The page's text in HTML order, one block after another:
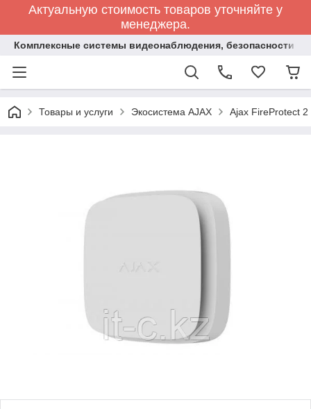
Актуальную стоимость товаров уточняйте у
менеджера.
Комплексные системы видеонаблюдения, безопасности и
Товары и услуги Экосистема AJAX Ajax FireProtect